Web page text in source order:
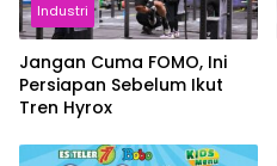
Industri
Jangan Cuma FOMO, Ini
Persiapan Sebelum Ikut
Tren Hyrox